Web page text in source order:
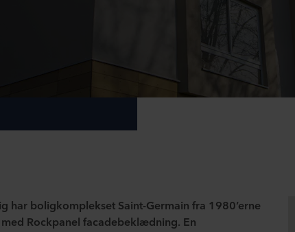
har boligkomplekset Saint-Germain fra 1980’erne
Rockpanel facadebeklædning. En